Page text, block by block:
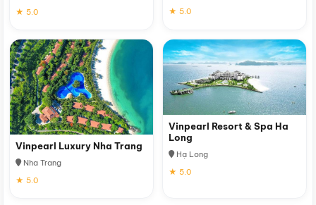
★ 5.0
★ 5.0
Vinpearl Luxury Nha Trang
Nha Trang
★ 5.0
Vinpearl Resort & Spa Ha
Long
Hạ Long
★ 5.0